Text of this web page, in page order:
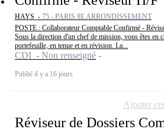
HAYS - 75 - PARIS 8E ARRONDISSEMENT
POSTE : Collaborateur Comptable Confirmé -
Sous la direction d'un chef de mission, vous êtes en
portefeuille, en tenue et en révision. La...
CDI - Non renseigné
Publié il y a 16 jours
Réviseur de Dossiers
Ajouter